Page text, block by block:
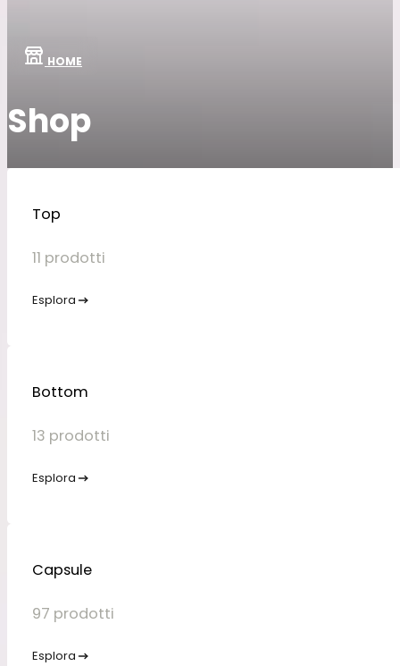
Shop
HOME
Top
11 prodotti
Esplora
Bottom
13 prodotti
Esplora
Capsule
97 prodotti
Esplora